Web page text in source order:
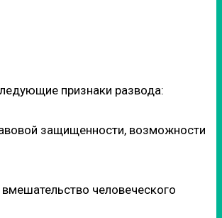
признаки развода:
защищенности, возможности
человеческого